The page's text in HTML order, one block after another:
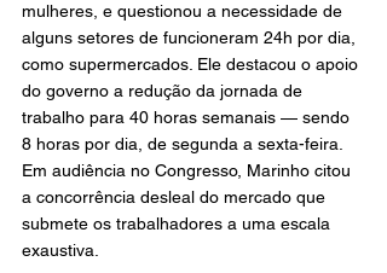
mulheres, e questionou a necessidade de
alguns setores de funcioneram 24h por dia,
como supermercados. Ele destacou o apoio
do governo a redução da jornada de
trabalho para 40 horas semanais — sendo
8 horas por dia, de segunda a sexta-feira.
Em audiência no Congresso, Marinho citou
a concorrência desleal do mercado que
submete os trabalhadores a uma escala
exaustiva.